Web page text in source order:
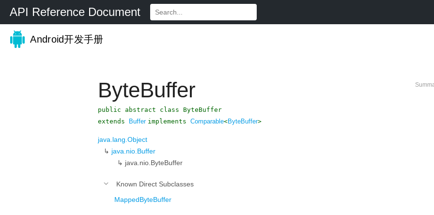
API Reference Document
Android开发手册
ByteBuffer
public abstract class ByteBuffer
extends
Buffer implements Comparable<ByteBuffer>
java.lang.Object
↳ java.nio.Buffer
↳ java.nio.ByteBuffer
Known Direct Subclasses
MappedByteBuffer